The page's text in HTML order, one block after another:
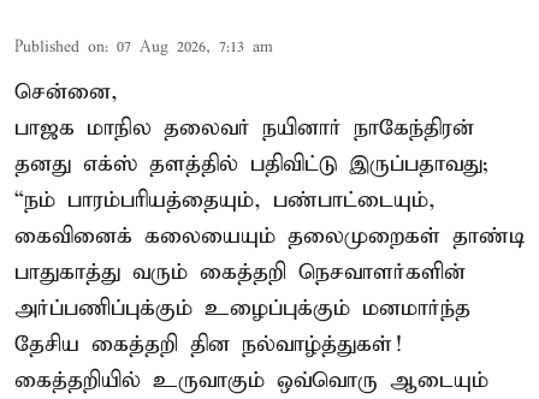
Published on: 07 Aug 2026, 7:13 am
சென்னை,
பாஜக மாநில தலைவர் நயினார் நாகேந்திரன்
தனது எக்ஸ் தளத்தில் பதிவிட்டு இருப்பதாவது;
“நம் பாரம்பரியத்தையும், பண்பாட்டையும்,
கைவினைக் கலையையும் தலைமுறைகள் தாண்டி
பாதுகாத்து வரும் கைத்தறி நெசவாளர்களின்
அர்ப்பணிப்புக்கும் உழைப்புக்கும் மனமார்ந்த
தேசிய கைத்தறி தின நல்வாழ்த்துகள்!
கைத்தறியில் உருவாகும் ஒவ்வொரு ஆடையும்